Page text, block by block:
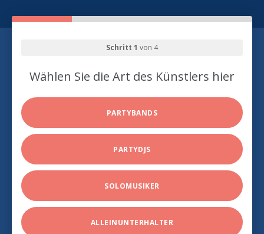
Schritt 1 von 4
Wählen Sie die Art des Künstlers hier
PARTYBANDS
PARTYDJS
SOLOMUSIKER
ALLEINUNTERHALTER